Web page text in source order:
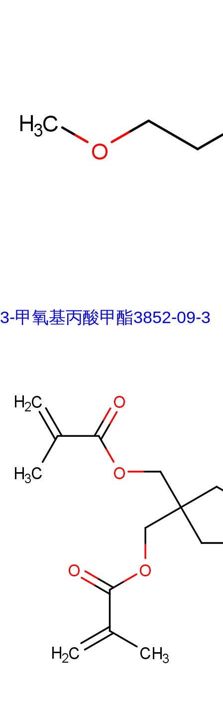
3-甲氧基丙酸甲酯3852-09-3